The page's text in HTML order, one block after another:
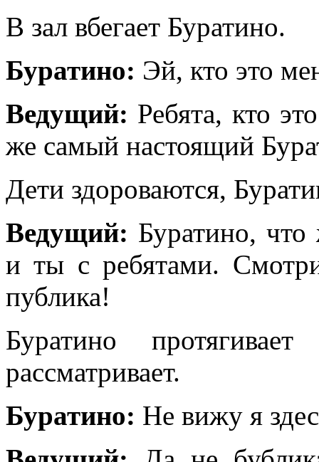
В зал вбегает Буратино.
Буратино: Эй, кто это
Ведущий: Ребята, кто
же самый настоящий
Дети здороваются,
Ведущий: Буратино,
и ты с ребятами.
публика!
Буратино
рассматривает.
Буратино: Не вижу я